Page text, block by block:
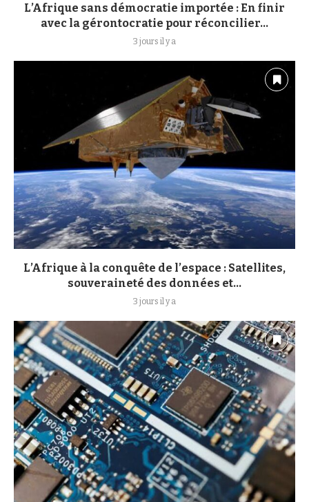
L’Afrique sans démocratie importée : En finir
avec la gérontocratie pour réconcilier...
3 jours il y a
L’Afrique à la conquête de l’espace : Satellites,
souveraineté des données et...
3 jours il y a